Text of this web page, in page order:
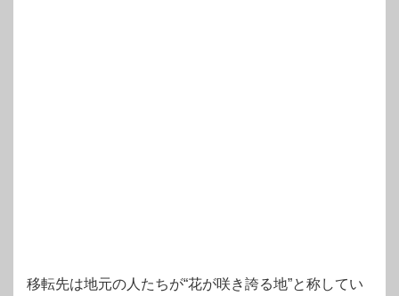
移転先は地元の人たちが“花が咲き誇る地”と称してい